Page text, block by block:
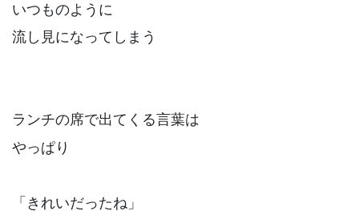
いつものように
流し見になってしまう
ランチの席で出てくる言葉は
やっぱり
「きれいだったね」